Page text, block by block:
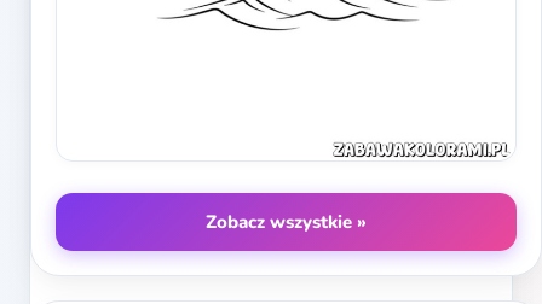
Zobacz wszystkie »